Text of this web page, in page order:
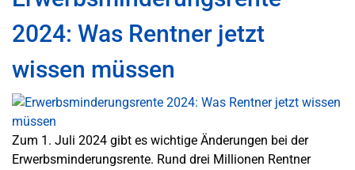
2024: Was Rentner jetzt
wissen müssen
Zum 1. Juli 2024 gibt es wichtige Änderungen bei der
Erwerbsminderungsrente. Rund drei Millionen Rentner